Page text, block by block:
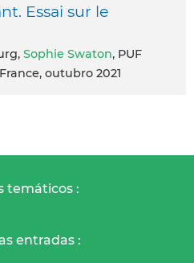
Essai sur le
Sophie Swaton, PUF
outubro 2021
temáticos :
entradas :